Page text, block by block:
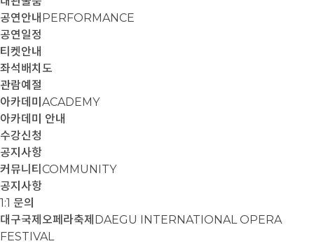
공연안내 PERFORMANCE
공연일정
티켓안내
좌석배치도
관람예절
아카데미 ACADEMY
아카데미 안내
수강신청
공지사항
커뮤니티 COMMUNITY
공지사항
1:1 문의
대구국제오페라축제 DAEGU INTERNATIONAL OPERA
FESTIVAL